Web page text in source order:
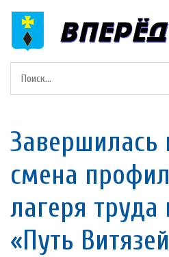
Завершилась
смена
лагеря труда
«Путь